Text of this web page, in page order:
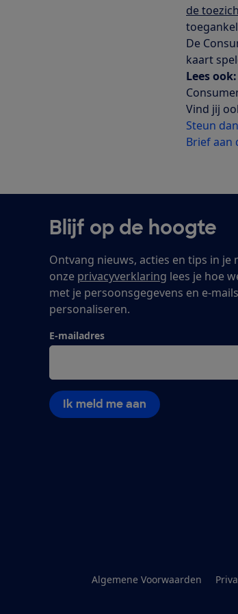
de
De
kaart
Lees ook:
Vind jij
Steun
Brief aan
Blijf op de hoogte
Ontvang nieuws, acties en tips in je
onze privacyverklaring lees je hoe
met je persoonsgegevens en e-
personaliseren.
E-mailadres
Ik meld me aan
Algemene Voorwaarden